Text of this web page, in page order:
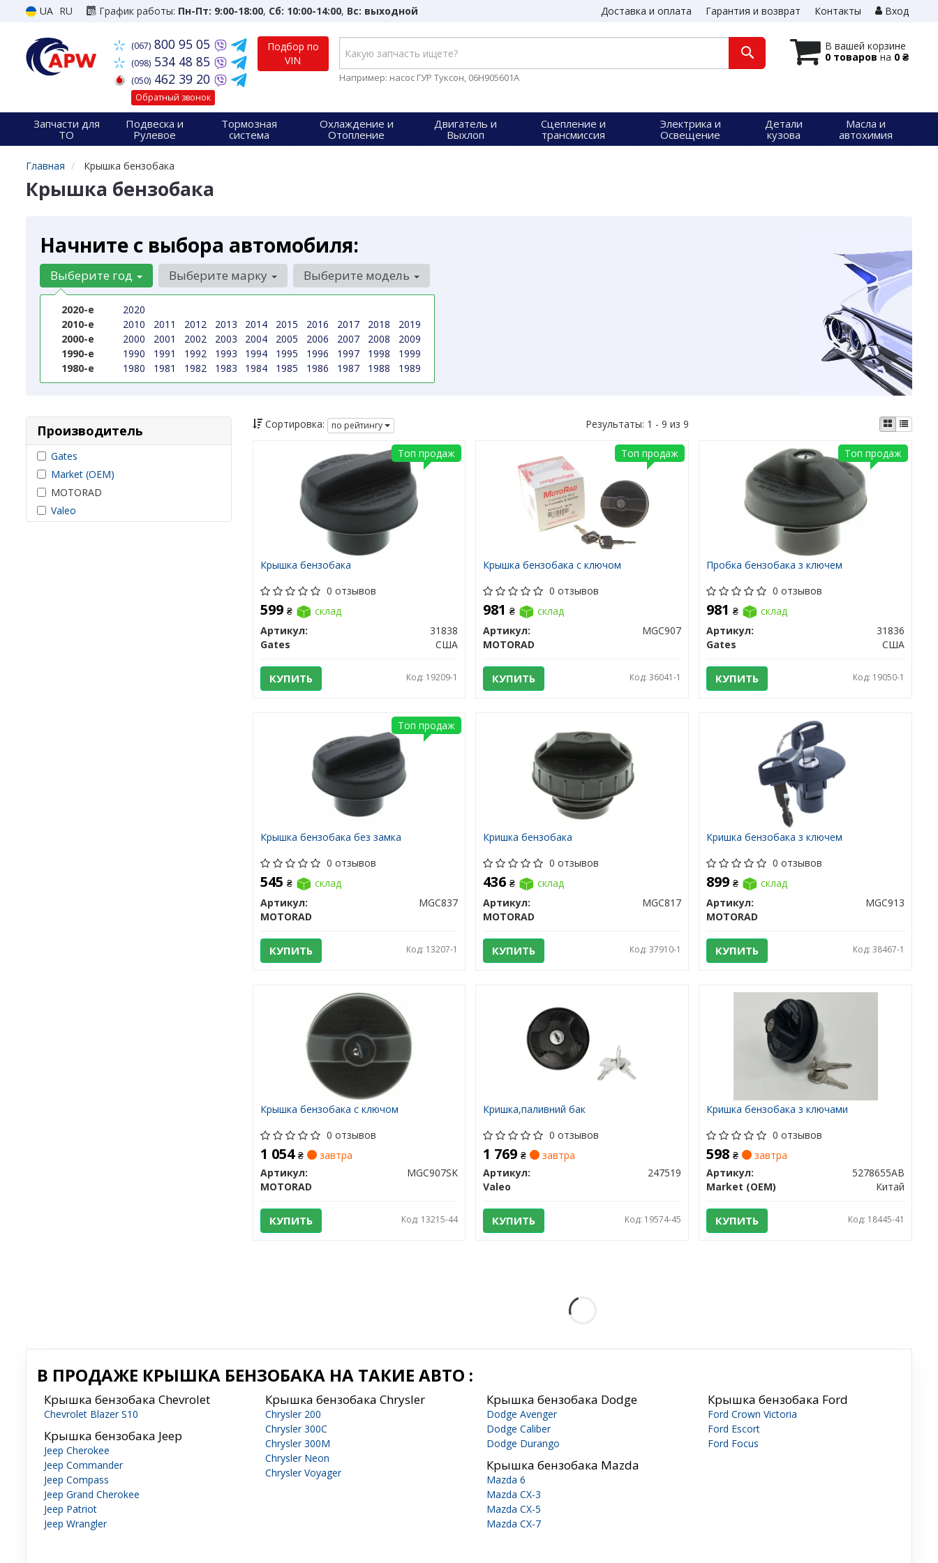
UA RU График работы: Пн-Пт: 9:00-18:00, Сб: 10:00-14:00, Вс: выходной Доставка и оплата Гарантия и возврат Контакты Вход
(067)800 95 05
(098)534 48 85
(050)462 39 20
Обратный звонок
Подбор по
VIN
В вашей корзине
0 товаровна 0 ₴
Например: насос ГУР Туксон, 06H905601A
Запчасти для
ТО
Подвеска и
Рулевое
Тормозная
система
Охлаждение и
Отопление
Двигатель и
Выхлоп
Сцепление и
трансмиссия
Электрика и
Освещение
Детали
кузова
Масла и
автохимия
Главная Крышка бензобака
Крышка бензобака
Начните с выбора автомобиля:
Выберите год
2020-е
2020
2010-е
2010 2011 2012 2013 2014 2015 2016 2017 2018
2019
2000-е
2000 2001 2002 2003 2004 2005 2006 2007 2008
2009
1990-е
1990 1991 1992 1993 1994 1995 1996 1997 1998
1999
1980-е
1980 1981 1982 1983 1984 1985 1986 1987 1988 1989
Выберите марку Выберите модель
Производитель
Gates
Market (OEM)
MOTORAD
Valeo
Сортировка: по рейтингу Результаты: 1 - 9 из 9
Крышка бензобака
0 отзывов
599 ₴
склад
Артикул:
31838
Gates
США
КУПИТЬ Код: 19209-1
Топ продаж
Крышка бензобака с ключом
0 отзывов
981₴
склад
Артикул:
MGC907
MOTORAD
КУПИТЬ Код: 36041-1
Топ продаж
Пробка бензобака з ключем
0 отзывов
981₴
склад
Артикул:
31836
Gates
США
КУПИТЬ Код: 19050-1
Топ продаж
Крышка бензобака без замка
0 отзывов
545 ₴
склад
Артикул:
MGC837
MOTORAD
КУПИТЬ Код: 13207-1
Топ продаж
Кришка бензобака
0 отзывов
436₴
склад
Артикул:
MGC817
MOTORAD
КУПИТЬ Код: 37910-1
Кришка бензобака з ключем
0 отзывов
899₴
склад
Артикул:
MGC913
MOTORAD
КУПИТЬ Код: 38467-1
Крышка бензобака с ключом
0 отзывов
1 054 ₴
завтра
Артикул:
MGC907SK
MOTORAD
КУПИТЬ Код: 13215-44
Кришка,паливний бак
0 отзывов
1 769₴
завтра
Артикул:
247519
Valeo
КУПИТЬ Код: 19574-45
Кришка бензобака з ключами
0 отзывов
598₴
завтра
Артикул:
5278655AB
Market (OEM)
Китай
КУПИТЬ Код: 18445-41
В ПРОДАЖЕ КРЫШКА БЕНЗОБАКА НА ТАКИЕ АВТО :
Крышка бензобака Chevrolet
Chevrolet Blazer S10
Крышка бензобака Chrysler
Chrysler 200
Chrysler 300C
Chrysler 300M
Chrysler Neon
Chrysler Voyager
Крышка бензобака Dodge
Dodge Avenger
Dodge Caliber
Dodge Durango
Крышка бензобака Ford
Ford Crown Victoria
Ford Escort
Ford Focus
Крышка бензобака Jeep
Jeep Cherokee
Jeep Commander
Jeep Compass
Jeep Grand Cherokee
Jeep Patriot
Jeep Wrangler
Крышка бензобака Mazda
Mazda 6
Mazda CX-3
Mazda CX-5
Mazda CX-7